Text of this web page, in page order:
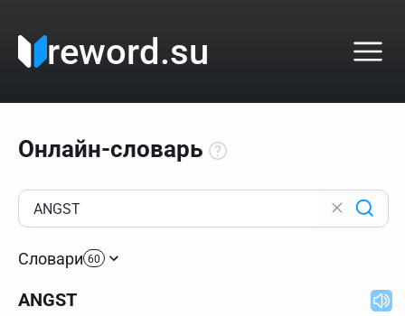
reword.su
Онлайн-словарь
Как пользоваться онлайн-словарём?
которого интересует. Система автоматически подберёт
варианты по начальным буквам и покажет их во
вариантов, откроется страница со словарными
Словари 60
ANGST